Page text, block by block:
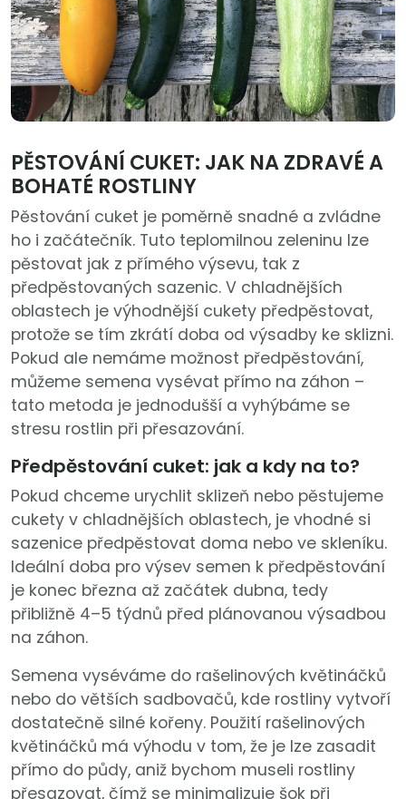
PĚSTOVÁNÍ CUKET: JAK NA ZDRAVÉ A
BOHATÉ ROSTLINY
Pěstování cuket je poměrně snadné a zvládne
ho i začátečník. Tuto teplomilnou zeleninu lze
pěstovat jak z přímého výsevu, tak z
předpěstovaných sazenic. V chladnějších
oblastech je výhodnější cukety předpěstovat,
protože se tím zkrátí doba od výsadby ke sklizni.
Pokud ale nemáme možnost předpěstování,
můžeme semena vysévat přímo na záhon –
tato metoda je jednodušší a vyhýbáme se
stresu rostlin při přesazování.
Předpěstování cuket: jak a kdy na to?
Pokud chceme urychlit sklizeň nebo pěstujeme
cukety v chladnějších oblastech, je vhodné si
sazenice předpěstovat doma nebo ve skleníku.
Ideální doba pro výsev semen k předpěstování
je konec března až začátek dubna, tedy
přibližně 4–5 týdnů před plánovanou výsadbou
na záhon.
Semena vyséváme do rašelinových květináčků
nebo do větších sadbovačů, kde rostliny vytvoří
dostatečně silné kořeny. Použití rašelinových
květináčků má výhodu v tom, že je lze zasadit
přímo do půdy, aniž bychom museli rostliny
přesazovat, čímž se minimalizuje šok při